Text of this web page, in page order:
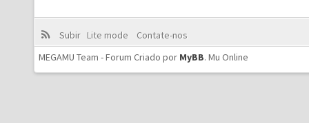
Subir Lite mode
Contate-nos
MEGAMU Team - Forum Criado por MyBB. Mu Online